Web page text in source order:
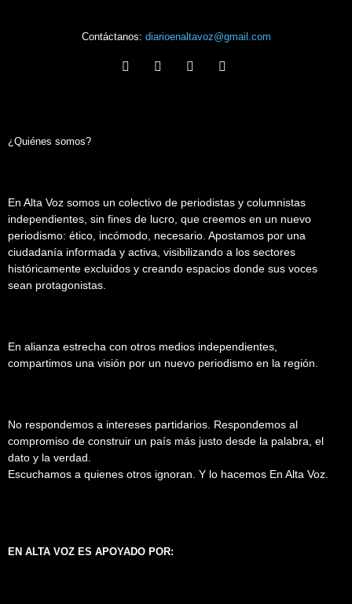
Contáctanos: diarioenaltavoz@gmail.com
¿Quiénes somos?
En Alta Voz somos un colectivo de periodistas y columnistas
independientes, sin fines de lucro, que creemos en un nuevo
periodismo: ético, incómodo, necesario. Apostamos por una
ciudadanía informada y activa, visibilizando a los sectores
históricamente excluidos y creando espacios donde sus voces
sean protagonistas.
En alianza estrecha con otros medios independientes,
compartimos una visión por un nuevo periodismo en la región.
No respondemos a intereses partidarios. Respondemos al
compromiso de construir un país más justo desde la palabra, el
dato y la verdad.
Escuchamos a quienes otros ignoran. Y lo hacemos En Alta Voz.
EN ALTA VOZ ES APOYADO POR: